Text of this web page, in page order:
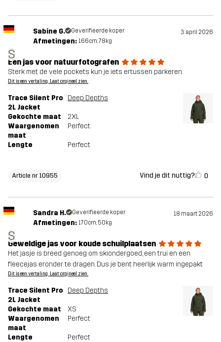
S
Sabine G. Geverifieerde koper 3 april 2026
Afmetingen: 166cm, 78kg
Een jas voor natuurfotografen
Sterk met de vele pockets kun je iets ertussen parkeren.
Dit is een vertaling. Laat orgineel zien.
Trace Silent Pro
2L Jacket
Deep Depths
Gekochte maat
2XL
Waargenomen
maat
Perfect
Lengte Perfect
Article nr 10955 Vind je dit nuttig? 0
S
Sandra H. Geverifieerde koper 18 maart 2026
Afmetingen: 170cm, 50kg
Geweldige jas voor koude schuilplaatsen
Het jasje is breed genoeg om skiondergoed, een trui en een
fleecejas eronder te dragen. Dus je bent heerlijk warm ingepakt
Dit is een vertaling. Laat orgineel zien.
Trace Silent Pro
2L Jacket
Deep Depths
Gekochte maat
XS
Waargenomen
maat
Perfect
Lengte Perfect